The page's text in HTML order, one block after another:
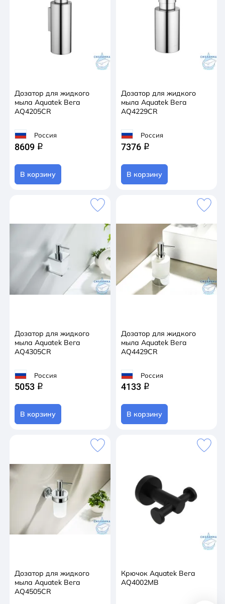
Дозатор для жидкого
мыла Aquatek Вега
AQ4205CR
Россия
8609 q
В корзину
Дозатор для жидкого
мыла Aquatek Вега
AQ4229CR
Россия
7376 q
В корзину
Дозатор для жидкого
мыла Aquatek Вега
AQ4305CR
Россия
5053 q
В корзину
Дозатор для жидкого
мыла Aquatek Вега
AQ4429CR
Россия
4133 q
В корзину
Дозатор для жидкого
мыла Aquatek Вега
AQ4505CR
Крючок Aquatek Вега
AQ4002MB